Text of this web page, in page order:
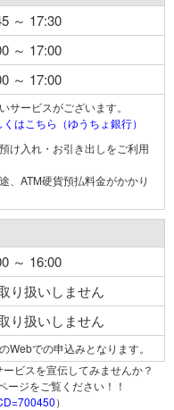
～ 17:30
～ 17:00
～ 17:00
ービスがございます。
はこちら（ゆうちょ銀行）
け入れ・お引き出しをご利用
、ATM硬貨預払料金がかかり
～ 16:00
り扱いしません
り扱いしません
での申込みとなります。
ビスを宣伝してみませんか？
ジをご覧ください！！
）